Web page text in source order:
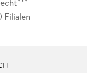
Filialen